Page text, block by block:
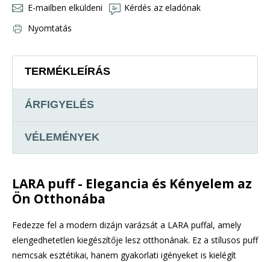
E-mailben elküldeni
Kérdés az eladónak
Nyomtatás
TERMÉKLEÍRÁS
ÁRFIGYELÉS
VÉLEMÉNYEK
LARA puff - Elegancia és Kényelem az
Ön Otthonába
Fedezze fel a modern dizájn varázsát a LARA puffal, amely
elengedhetetlen kiegészítője lesz otthonának. Ez a stílusos puff
nemcsak esztétikai, hanem gyakorlati igényeket is kielégít